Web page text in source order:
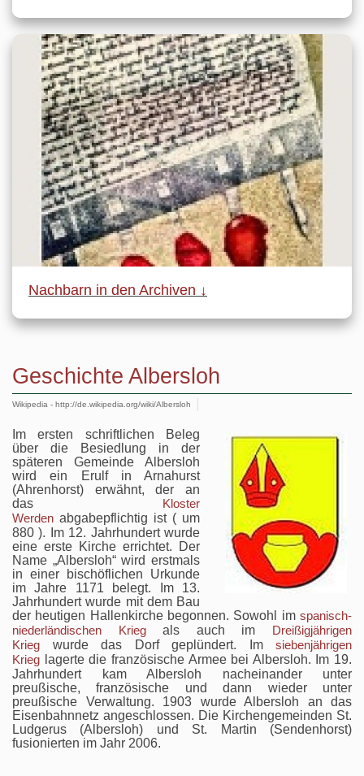
Nachbarn in den Archiven ↓
Geschichte Albersloh
Wikipedia - http://de.wikipedia.org/wiki/Albersloh
Im ersten schriftlichen Beleg
über die Besiedlung in der
späteren Gemeinde Albersloh
wird ein Erulf in Arnahurst
(Ahrenhorst) erwähnt, der an
das Kloster
Werden abgabepflichtig ist ( um
880 ). Im 12. Jahrhundert wurde
eine erste Kirche errichtet. Der
Name „Albersloh“ wird erstmals
in einer bischöflichen Urkunde
im Jahre 1171 belegt. Im 13.
Jahrhundert wurde mit dem Bau
der heutigen Hallenkirche begonnen. Sowohl im spanisch-
niederländischen Kriegals auch im Dreißigjährigen
Krieg wurde das Dorf geplündert. Im siebenjährigen
Krieg lagerte die französische Armee bei Albersloh. Im 19.
Jahrhundert kam Albersloh nacheinander unter
preußische, französische und dann wieder unter
preußische Verwaltung. 1903 wurde Albersloh an das
Eisenbahnnetz angeschlossen. Die Kirchengemeinden St.
Ludgerus (Albersloh) und St. Martin (Sendenhorst)
fusionierten im Jahr 2006.